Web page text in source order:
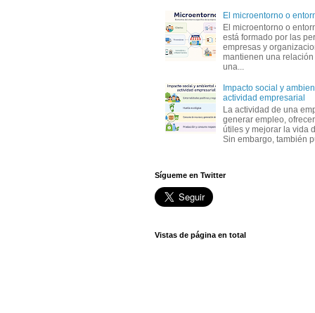
El microentorno o
El microentorno o
está formado por las
empresas y
mantienen una
una...
Impacto social y
actividad empresarial
La actividad de una
generar empleo,
útiles y mejorar la vida
Sin embargo, también
Sígueme en Twitter
Vistas de página en total